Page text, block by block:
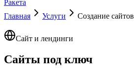
Ракета
Главная
Услуги Создание сайтов
Сайт и лендинги
Сайты под ключ